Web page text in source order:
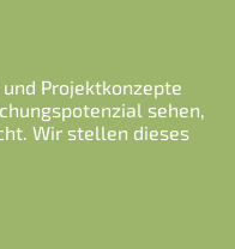
Projektkonzepte
sehen,
Wir stellen dieses